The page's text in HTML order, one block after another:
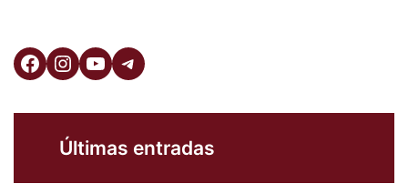
Facebook
Instagram
YouTube
Telegram
Últimas entradas